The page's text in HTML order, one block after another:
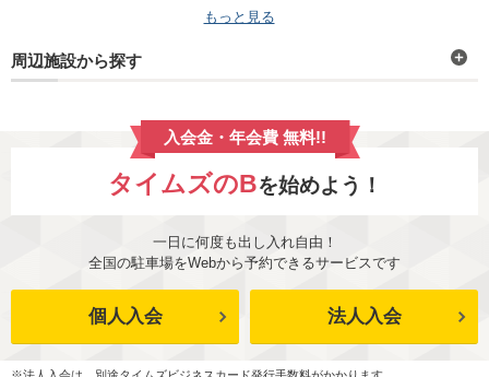
もっと見る
周辺施設から探す
入会金・年会費 無料!!
タイムズのBを始めよう！
一日に何度も出し入れ自由！
全国の駐車場をWebから予約できるサービスです
個人入会 法人入会